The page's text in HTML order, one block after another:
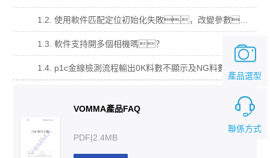
1.3. 軟件支持開多個相機嗎？
VOMMA產品FAQ
PDF|2.4MB
聯係方式
產品選型